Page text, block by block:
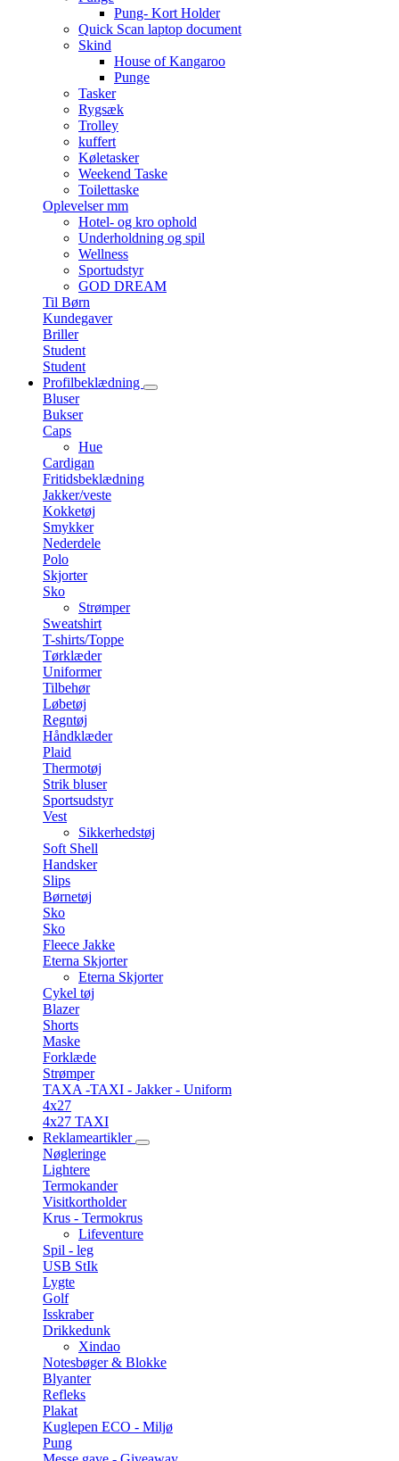
Pung- Kort Holder
Quick Scan laptop document
Skind
House of Kangaroo
Punge
Tasker
Rygsæk
Trolley
kuffert
Køletasker
Weekend Taske
Toilettaske
Oplevelser mm
Hotel- og kro ophold
Underholdning og spil
Wellness
Sportudstyr
GOD DREAM
Til Børn
Kundegaver
Briller
Student
Student
Profilbeklædning
Bluser
Bukser
Caps
Hue
Cardigan
Fritidsbeklædning
Jakker/veste
Kokketøj
Smykker
Nederdele
Polo
Skjorter
Sko
Strømper
Sweatshirt
T-shirts/Toppe
Tørklæder
Uniformer
Tilbehør
Løbetøj
Regntøj
Håndklæder
Plaid
Thermotøj
Strik bluser
Sportsudstyr
Vest
Sikkerhedstøj
Soft Shell
Handsker
Slips
Børnetøj
Sko
Sko
Fleece Jakke
Eterna Skjorter
Eterna Skjorter
Cykel tøj
Blazer
Shorts
Maske
Forklæde
Strømper
TAXA -TAXI - Jakker - Uniform
4x27
4x27 TAXI
Reklameartikler
Nøgleringe
Lightere
Termokander
Visitkortholder
Krus - Termokrus
Lifeventure
Spil - leg
USB StIk
Lygte
Golf
Isskraber
Drikkedunk
Xindao
Notesbøger & Blokke
Blyanter
Refleks
Plakat
Kuglepen ECO - Miljø
Pung